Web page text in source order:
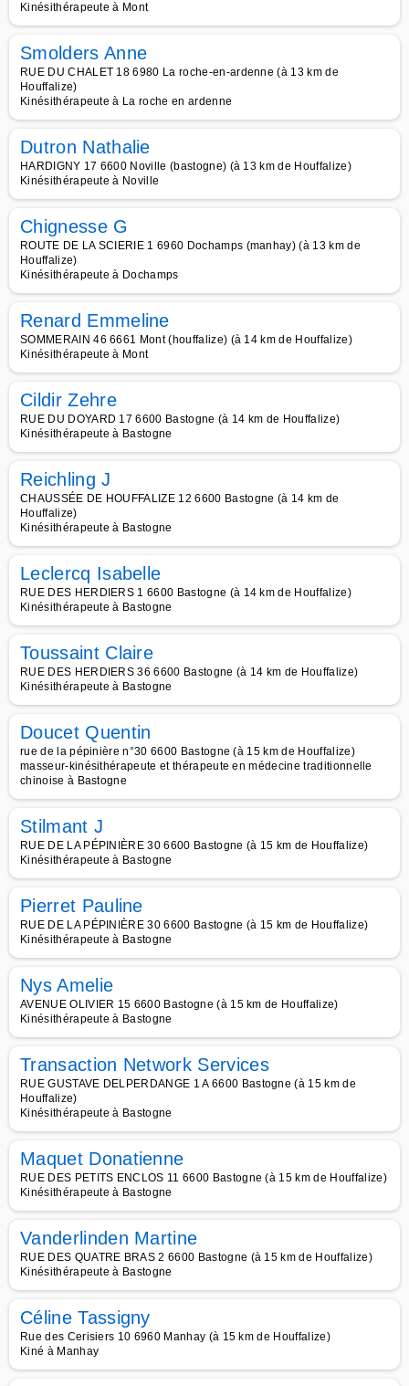
Kinésithérapeute à Mont
Smolders Anne
RUE DU CHALET 18 6980 La roche-en-ardenne (à 13 km de
Houffalize)
Kinésithérapeute à La roche en ardenne
Dutron Nathalie
HARDIGNY 17 6600 Noville (bastogne) (à 13 km de Houffalize)
Kinésithérapeute à Noville
Chignesse G
ROUTE DE LA SCIERIE 1 6960 Dochamps (manhay) (à 13 km de
Houffalize)
Kinésithérapeute à Dochamps
Renard Emmeline
SOMMERAIN 46 6661 Mont (houffalize) (à 14 km de Houffalize)
Kinésithérapeute à Mont
Cildir Zehre
RUE DU DOYARD 17 6600 Bastogne (à 14 km de Houffalize)
Kinésithérapeute à Bastogne
Reichling J
CHAUSSÉE DE HOUFFALIZE 12 6600 Bastogne (à 14 km de
Houffalize)
Kinésithérapeute à Bastogne
Leclercq Isabelle
RUE DES HERDIERS 1 6600 Bastogne (à 14 km de Houffalize)
Kinésithérapeute à Bastogne
Toussaint Claire
RUE DES HERDIERS 36 6600 Bastogne (à 14 km de Houffalize)
Kinésithérapeute à Bastogne
Doucet Quentin
rue de la pépinière n°30 6600 Bastogne (à 15 km de Houffalize)
masseur-kinésithérapeute et thérapeute en médecine traditionnelle
chinoise à Bastogne
Stilmant J
RUE DE LA PÉPINIÈRE 30 6600 Bastogne (à 15 km de Houffalize)
Kinésithérapeute à Bastogne
Pierret Pauline
RUE DE LA PÉPINIÈRE 30 6600 Bastogne (à 15 km de Houffalize)
Kinésithérapeute à Bastogne
Nys Amelie
AVENUE OLIVIER 15 6600 Bastogne (à 15 km de Houffalize)
Kinésithérapeute à Bastogne
Transaction Network Services
RUE GUSTAVE DELPERDANGE 1 A 6600 Bastogne (à 15 km de
Houffalize)
Kinésithérapeute à Bastogne
Maquet Donatienne
RUE DES PETITS ENCLOS 11 6600 Bastogne (à 15 km de Houffalize)
Kinésithérapeute à Bastogne
Vanderlinden Martine
RUE DES QUATRE BRAS 2 6600 Bastogne (à 15 km de Houffalize)
Kinésithérapeute à Bastogne
Céline Tassigny
Rue des Cerisiers 10 6960 Manhay (à 15 km de Houffalize)
Kiné à Manhay